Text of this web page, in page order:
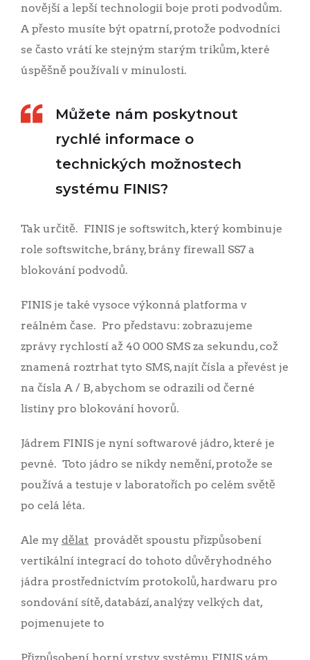
novější a lepší technologii boje proti podvodům.
A přesto musíte být opatrní, protože podvodníci
se často vrátí ke stejným starým trikům, které
úspěšně používali v minulosti.
Můžete nám poskytnout
rychlé informace o
technických možnostech
systému FINIS?
Tak určitě. FINIS je softswitch, který kombinuje
role softswitche, brány, brány firewall SS7 a
blokování podvodů.
FINIS je také vysoce výkonná platforma v
reálném čase. Pro představu: zobrazujeme
zprávy rychlostí až 40 000 SMS za sekundu, což
znamená roztrhat tyto SMS, najít čísla a převést je
na čísla A / B, abychom se odrazili od černé
listiny pro blokování hovorů.
Jádrem FINIS je nyní softwarové jádro, které je
pevné. Toto jádro se nikdy nemění, protože se
používá a testuje v laboratořích po celém světě
po celá léta.
Ale my dělat provádět spoustu přizpůsobení
vertikální integrací do tohoto důvěryhodného
jádra prostřednictvím protokolů, hardwaru pro
sondování sítě, databází, analýzy velkých dat,
pojmenujete to